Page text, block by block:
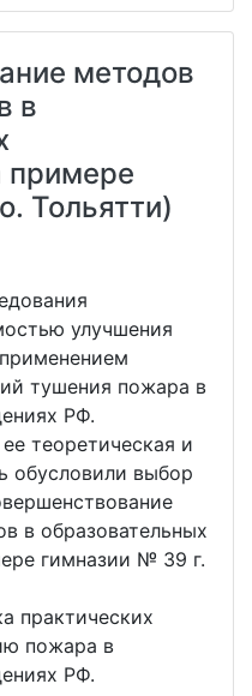
методов
в
примере
Тольятти)
улучшения
тушения пожара в
РФ.
теоретическая и
обусловили выбор
в образовательных
гимназии № 39 г.
практических
пожара в
РФ.